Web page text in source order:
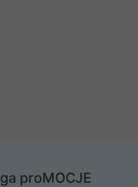
proMOCJE